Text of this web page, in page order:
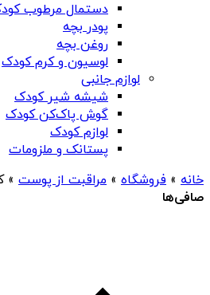
دستمال مرطوب
پودر بچه
روغن بچه
لوسیون و کرم کودک
لوازم جانبی
شیشه شیر کودک
گوش پاک‌کن کودک
لوازم کودک
پستانک و ملزومات
خانه » فروشگاه » مراقبت از پوست »
صافی‌ها